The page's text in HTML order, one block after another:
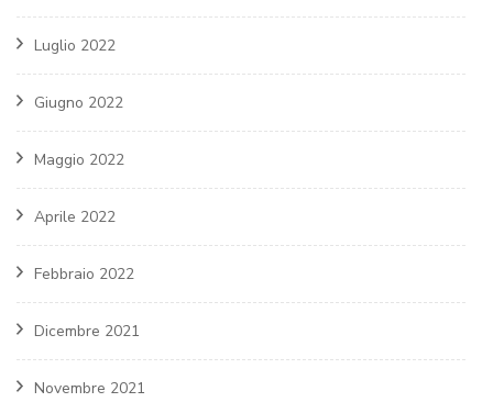
Luglio 2022
Giugno 2022
Maggio 2022
Aprile 2022
Febbraio 2022
Dicembre 2021
Novembre 2021